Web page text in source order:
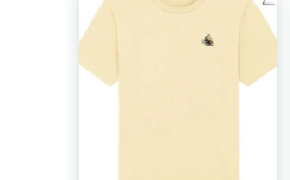
optie
kan
worden